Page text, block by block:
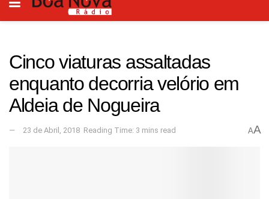
Cinco viaturas assaltadas
enquanto decorria velório em
Aldeia de Nogueira
23 de Abril, 2018 Reading Time: 3 mins read AA